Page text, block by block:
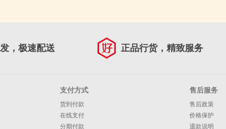
，极速配送 正品行货，精致服务
支付方式
货到付款
在线支付
分期付款
售后服务
售后政策
价格保护
退款说明